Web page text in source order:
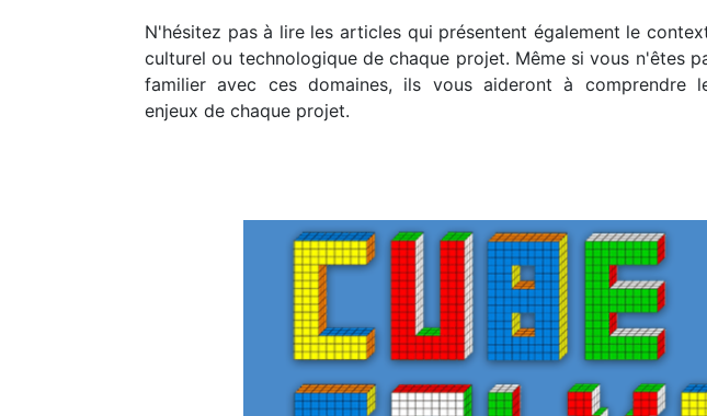
N'hésitez pas à lire les articles qui présentent également le
culturel ou technologique de chaque projet. Même si vous n'êtes
familier avec ces domaines, ils vous aideront à comprendre
enjeux de chaque projet.